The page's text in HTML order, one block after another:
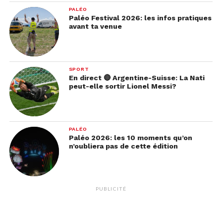
PALÉO
Paléo Festival 2026: les infos pratiques
avant ta venue
SPORT
En direct 🔴 Argentine-Suisse: La Nati
peut-elle sortir Lionel Messi?
PALÉO
Paléo 2026: les 10 moments qu’on
n’oubliera pas de cette édition
PUBLICITÉ